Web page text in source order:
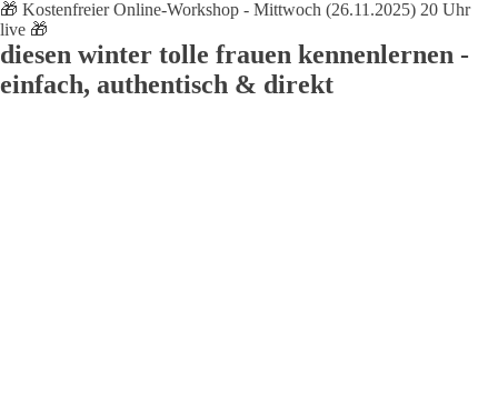
🎁 Kostenfreier Online-Workshop - Mittwoch (26.11.2025) 20 Uhr
live 🎁
diesen winter tolle frauen kennenlernen -
einfach, authentisch & direkt